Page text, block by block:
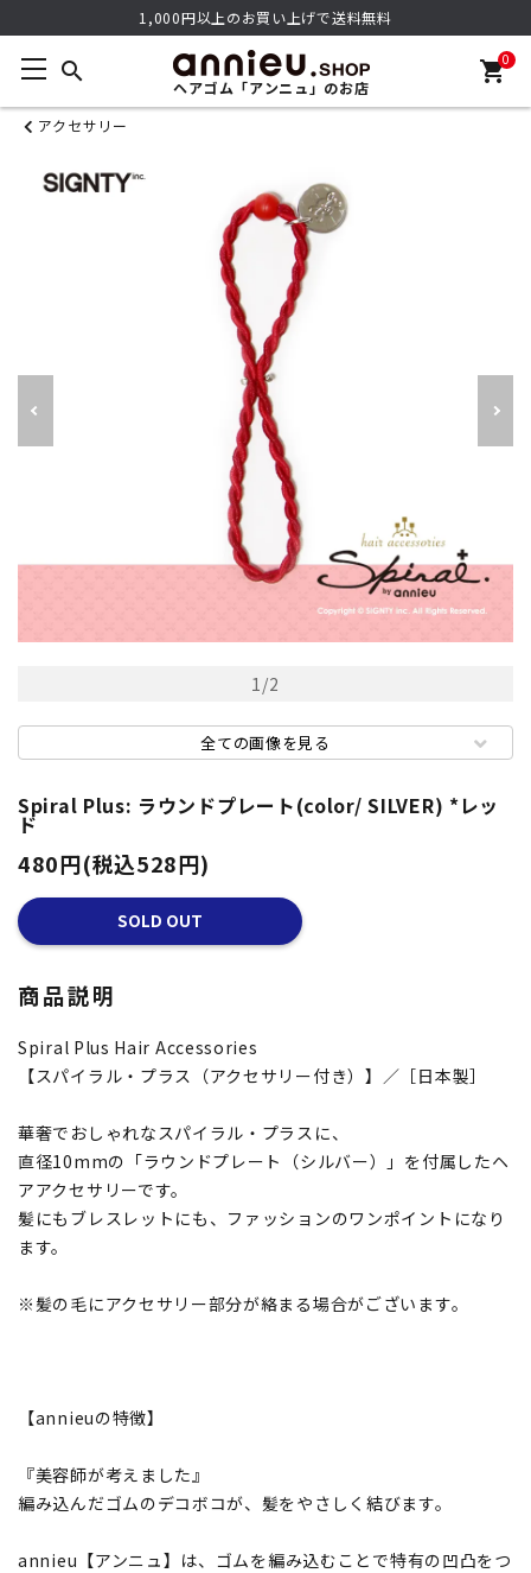
1,000円以上のお買い上げで送料無料
search
ヘアゴム「アンニュ」のお店
0
shopping_cart
アクセサリー
1/2
全ての画像を見る
Spiral Plus: ラウンドプレート(color/ SILVER) *レッ
ド
480円(税込528円)
SOLD OUT
商品説明
Spiral Plus Hair Accessories
【スパイラル・プラス（アクセサリー付き）】／［日本製］
華奢でおしゃれなスパイラル・プラスに、
直径10mmの「ラウンドプレート（シルバー）」を付属したヘ
アアクセサリーです。
髪にもブレスレットにも、ファッションのワンポイントになり
ます。
※髪の毛にアクセサリー部分が絡まる場合がございます。
【annieuの特徴】
『美容師が考えました』
編み込んだゴムのデコボコが、髪をやさしく結びます。
annieu【アンニュ】は、ゴムを編み込むことで特有の凹凸をつ